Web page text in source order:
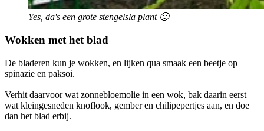
Yes, da's een grote stengelsla plant 🙂
Wokken met het blad
De bladeren kun je wokken, en lijken qua smaak een beetje op
spinazie en paksoi.
Verhit daarvoor wat zonnebloemolie in een wok, bak daarin eerst
wat kleingesneden knoflook, gember en chilipepertjes aan, en doe
dan het blad erbij.